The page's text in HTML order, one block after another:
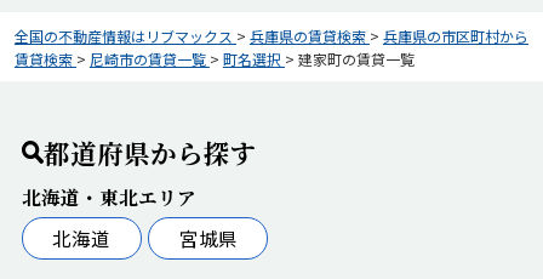
全国の不動産情報はリブマックス > 兵庫県の賃貸検索 > 兵庫県の市区町村から
賃貸検索 > 尼崎市の賃貸一覧 > 町名選択 > 建家町の賃貸一覧
都道府県から探す
北海道・東北エリア
北海道
宮城県